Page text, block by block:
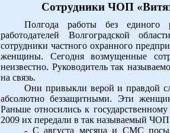
Сотрудники ЧОП
Полгода работы без единого
работодателей Волгоградской
сотрудники частного охранного
женщины. Сегодня возмущенные
неизвестно. Руководитель так
на связь.
Они привыкли верой и правдой
абсолютно беззащитными. Эти
Раньше относились к
2009 их передали в так называемый
- С августа месяца и СМС